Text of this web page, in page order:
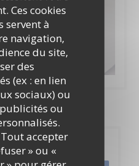
Ces cookies
servent à
navigation,
du site,
des
(ex : en lien
sociaux) ou
ou
accepter
» ou «